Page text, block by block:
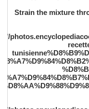
Strain the mixture